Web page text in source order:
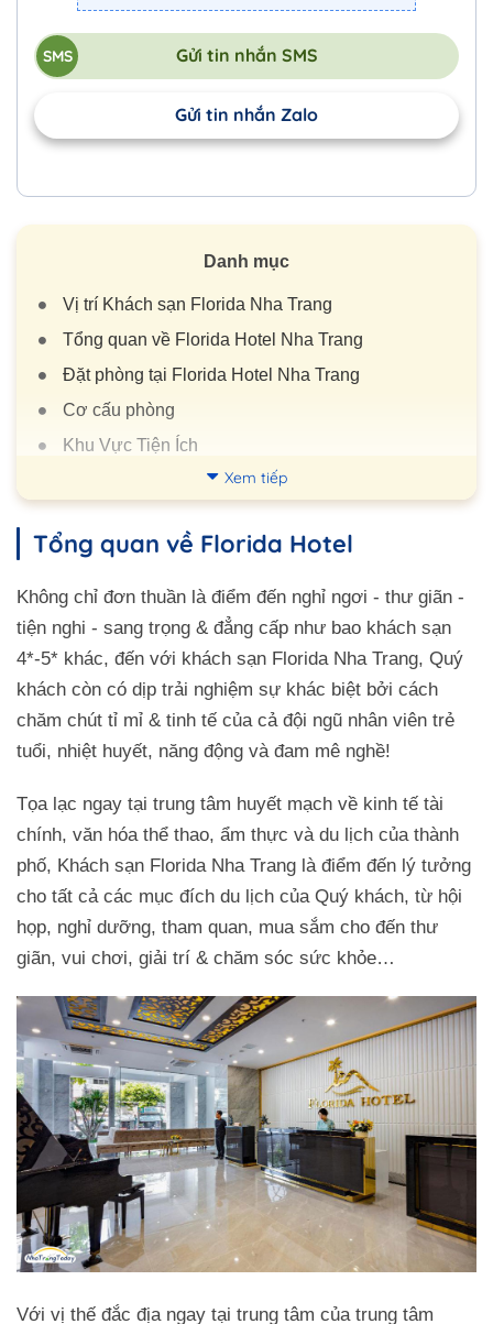
Gửi tin nhắn SMS
Gửi tin nhắn Zalo
Danh mục
Vị trí Khách sạn Florida Nha Trang
Tổng quan về Florida Hotel Nha Trang
Đặt phòng tại Florida Hotel Nha Trang
Cơ cấu phòng
Khu Vực Tiện Ích
Quy tắc tại Florida Hotel Nha Trang
Review Florida Hotel Nha Trang
Đường đi đến đây
Xem tiếp
Tổng quan về Florida Hotel
Không chỉ đơn thuần là điểm đến nghỉ ngơi - thư giãn -
tiện nghi - sang trọng & đẳng cấp như bao khách sạn
4*-5* khác, đến với khách sạn Florida Nha Trang, Quý
khách còn có dịp trải nghiệm sự khác biệt bởi cách
chăm chút tỉ mỉ & tinh tế của cả đội ngũ nhân viên trẻ
tuổi, nhiệt huyết, năng động và đam mê nghề!
Tọa lạc ngay tại trung tâm huyết mạch về kinh tế tài
chính, văn hóa thể thao, ẩm thực và du lịch của thành
phố, Khách sạn Florida Nha Trang là điểm đến lý tưởng
cho tất cả các mục đích du lịch của Quý khách, từ hội
họp, nghỉ dưỡng, tham quan, mua sắm cho đến thư
giãn, vui chơi, giải trí & chăm sóc sức khỏe…
Với vị thế đắc địa ngay tại trung tâm của trung tâm